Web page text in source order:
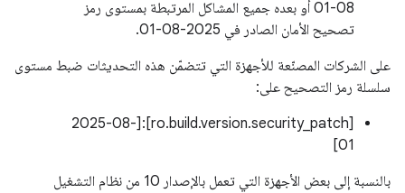
08-01 أو بعده جميع المشاكل المرتبطة بمستوى رمز
تصحيح الأمان الصادر في 2025-08-01.
على الشركات المصنّعة للأجهزة التي تتضمّن هذه التحديثات ضبط مستوى
سلسلة رمز التصحيح على:
[ro.build.version.security_patch]:[2025-08-
01]
بالنسبة إلى بعض الأجهزة التي تعمل بالإصدار 10 من نظام التشغيل